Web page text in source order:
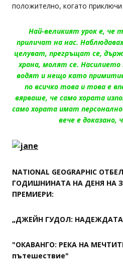
положително, когато
Най-великият урок е, че
приличат на нас.
целуват, прегръщат се,
храна, молят се.
водят и нещо като
по всичко това и това е
вярваше, че само хората
само хората имат
вече е доказано,
NATIONAL GEOGRAPHIC
ГОДИШНИНАТА НА ДЕНЯ НА
ПРЕМИЕРИ:
„ДЖЕЙН ГУДОЛ:
"ОКАВАНГО: РЕКА НА
пътешествие"